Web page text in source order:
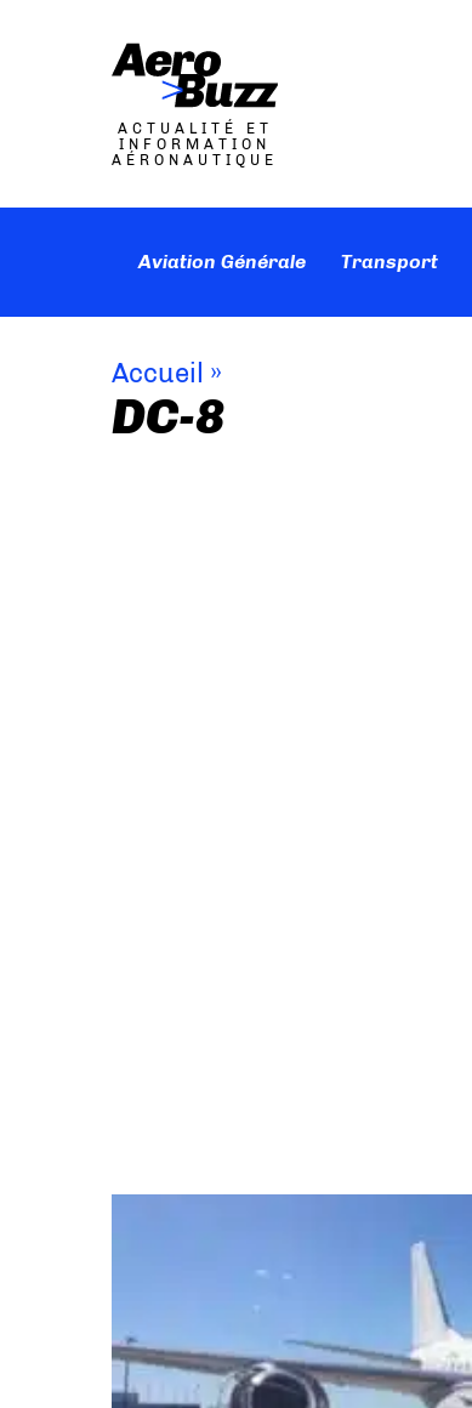
ACTUALITÉ ET
INFORMATION
AÉRONAUTIQUE
Aviation Générale Transport
Accueil »
DC-8